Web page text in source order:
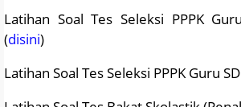
Latihan Soal Tes Seleksi PPPK
(disini)
Latihan Soal Tes Seleksi PPPK Guru